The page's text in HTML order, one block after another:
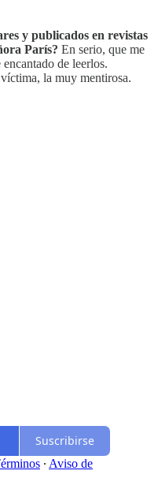
y publicados en revistas
París? En serio, que me
de leerlos.
la muy mentirosa.
Suscribirse
∙ Aviso de